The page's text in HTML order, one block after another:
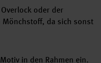
oder der
Mönchstoff, da sich sonst
in den Rahmen ein.